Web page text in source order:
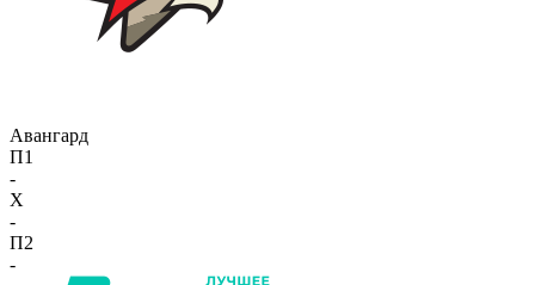
Авангард
П1
-
X
-
П2
-